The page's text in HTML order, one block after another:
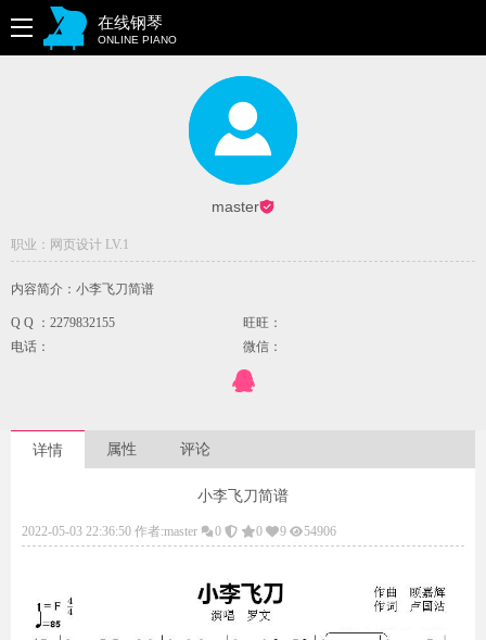
在线钢琴
ONLINE PIANO
master
职业：网页设计 LV.1
内容简介：小李飞刀简谱
Q Q ：2279832155
旺旺：
电话：
微信：
详情 属性 评论
小李飞刀简谱
2022-05-03 22:36:50 作者:master 0 0 9 54906